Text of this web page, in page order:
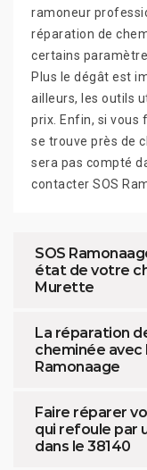
ramoneur
réparation de
certains
Plus le dégât est
ailleurs, les outils
prix. Enfin, si vous
se trouve près de
sera pas compté
contacter SOS
SOS
état de votre
Murette
La réparation
cheminée avec
Ramonaage
Faire réparer
qui refoule par
dans le 38140